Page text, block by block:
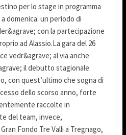
per lo stage in programma
domenica: un periodo di
con la partecipazione
ad Alassio.La gara del 26
vedr&agrave; al via anche
il debutto stagionale
con quest’ultimo che sogna di
dello scorso anno, forte
raccolte in
del team, invece,
Fondo Tre Valli a Tregnago,